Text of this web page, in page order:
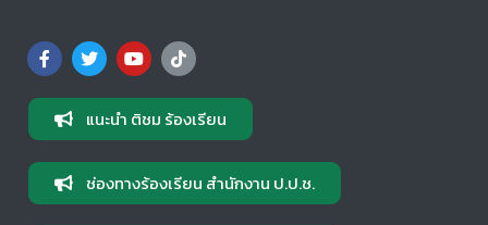
แนะนำ ติชม ร้องเรียน
ช่องทางร้องเรียน สำนักงาน ป.ป.ช.